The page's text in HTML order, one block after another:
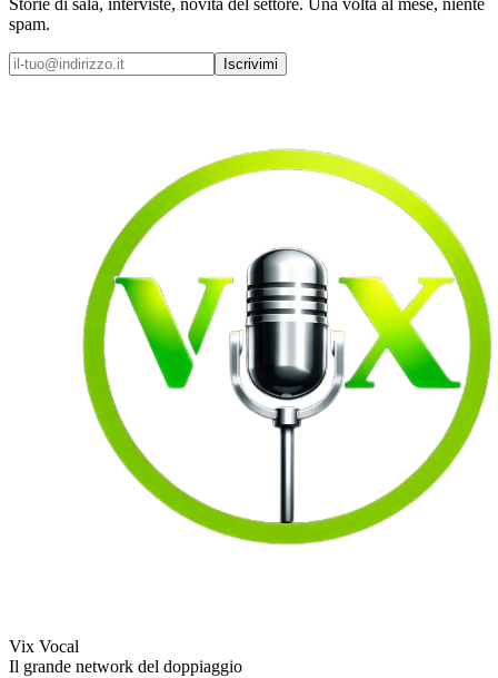
Storie di sala, interviste, novità del settore. Una volta al mese, niente
spam.
Iscrivimi
Vix Vocal
Il grande network del doppiaggio